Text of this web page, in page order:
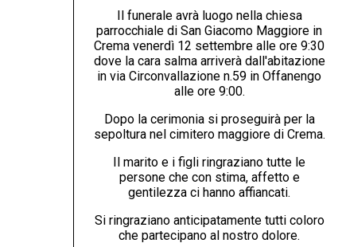
Il funerale avrà luogo nella chiesa
parrocchiale di San Giacomo Maggiore in
Crema venerdì 12 settembre alle ore 9:30
dove la cara salma arriverà dall'abitazione
in via Circonvallazione n.59 in Offanengo
alle ore 9:00.
Dopo la cerimonia si proseguirà per la
sepoltura nel cimitero maggiore di Crema.
Il marito e i figli ringraziano tutte le
persone che con stima, affetto e
gentilezza ci hanno affiancati.
Si ringraziano anticipatamente tutti coloro
che partecipano al nostro dolore.